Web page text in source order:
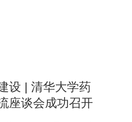
设 | 清华大学药
座谈会成功召开